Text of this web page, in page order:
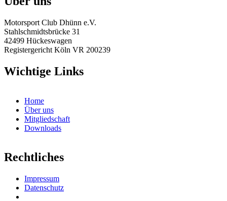
Motorsport Club Dhünn e.V.
Stahlschmidtsbrücke 31
42499 Hückeswagen
Registergericht Köln VR 200239
Wichtige Links
Home
Über uns
Mitgliedschaft
Downloads
Rechtliches
Impressum
Datenschutz